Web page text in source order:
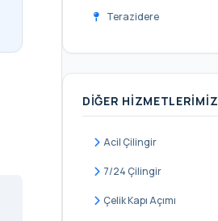
Terazidere
Yenidoğan
Yıldırım
DIĞER HIZMETLERIMIZ
Acil Çilingir
7/24 Çilingir
Çelik Kapı Açımı